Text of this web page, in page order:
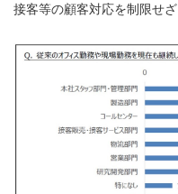
接客等の顧客対応を制限せ